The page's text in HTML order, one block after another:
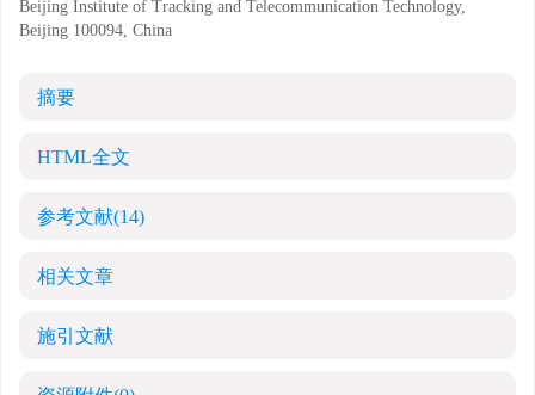
Beijing Institute of Tracking and Telecommunication Technology,
Beijing 100094, China
摘要
HTML全文
参考文献(14)
相关文章
施引文献